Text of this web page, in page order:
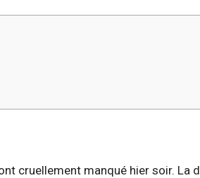
cruellement manqué hier soir. La